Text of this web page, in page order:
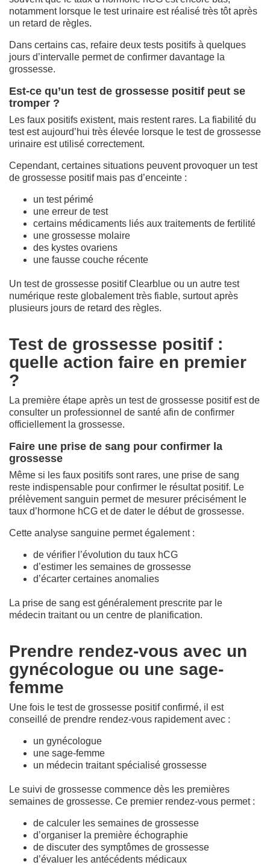
notamment lorsque le test urinaire est réalisé très tôt après
un retard de règles.
Dans certains cas, refaire deux tests positifs à quelques
jours d’intervalle permet de confirmer davantage la
grossesse.
Est-ce qu’un test de grossesse positif peut se
tromper ?
Les faux positifs existent, mais restent rares. La fiabilité du
test est aujourd’hui très élevée lorsque le test de grossesse
urinaire est utilisé correctement.
Cependant, certaines situations peuvent provoquer un test
de grossesse positif mais pas d’enceinte :
un test périmé
une erreur de test
certains médicaments liés aux traitements de fertilité
une grossesse molaire
des kystes ovariens
une fausse couche récente
Un test de grossesse positif Clearblue ou un autre test
numérique reste globalement très fiable, surtout après
plusieurs jours de retard des règles.
Test de grossesse positif :
quelle action faire en premier
?
La première étape après un test de grossesse positif est de
consulter un professionnel de santé afin de confirmer
officiellement la grossesse.
Faire une prise de sang pour confirmer la
grossesse
Même si les faux positifs sont rares, une prise de sang
reste indispensable pour confirmer le résultat positif. Le
prélèvement sanguin permet de mesurer précisément le
taux d’hormone hCG et de dater le début de grossesse.
Cette analyse sanguine permet également :
de vérifier l’évolution du taux hCG
d’estimer les semaines de grossesse
d’écarter certaines anomalies
La prise de sang est généralement prescrite par le
médecin traitant ou un centre de planification.
Prendre rendez-vous avec un
gynécologue ou une sage-
femme
Une fois le test de grossesse positif confirmé, il est
conseillé de prendre rendez-vous rapidement avec :
un gynécologue
une sage-femme
un médecin traitant spécialisé grossesse
Le suivi de grossesse commence dès les premières
semaines de grossesse. Ce premier rendez-vous permet :
de calculer les semaines de grossesse
d’organiser la première échographie
de discuter des symptômes de grossesse
d’évaluer les antécédents médicaux